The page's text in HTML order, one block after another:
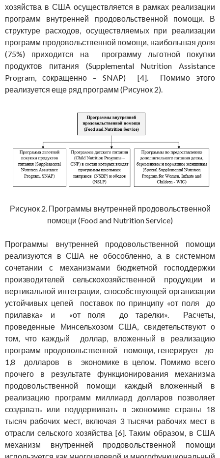
хозяйства в США осуществляется в рамках реализации
программ внутренней продовольственной помощи. В
структуре расходов, осуществляемых при реализации
программ продовольственной помощи, наибольшая доля
(75%) приходится на программу льготной покупки
продуктов питания (Supplemental Nutrition Assistance
Program, сокращенно – SNAP) [4]. Помимо этого
реализуется еще ряд программ (Рисунок 2).
Рисунок 2. Программы внутренней продовольственной
помощи (Food and Nutrition Service)
Программы внутренней продовольственной помощи
реализуются в США не обособленно, а в системном
сочетании с механизмами бюджетной господдержки
производителей сельскохозяйственной продукции и
вертикальной интеграции, способствующей организации
устойчивых цепей поставок по принципу «от поля до
прилавка» и «от поля до тарелки». Расчеты,
проведенные Минсельхозом США, свидетельствуют о
том, что каждый доллар, вложенный в реализацию
программ продовольственной помощи, генерирует до
1,8 долларов в экономике в целом. Помимо всего
прочего в результате функционирования механизма
продовольственной помощи каждый вложенный в
реализацию программ миллиард долларов позволяет
создавать или поддерживать в экономике страны 18
тысяч рабочих мест, включая 3 тысячи рабочих мест в
отрасли сельского хозяйства [6]. Таким образом, в США
механизм внутренней продовольственной помощи